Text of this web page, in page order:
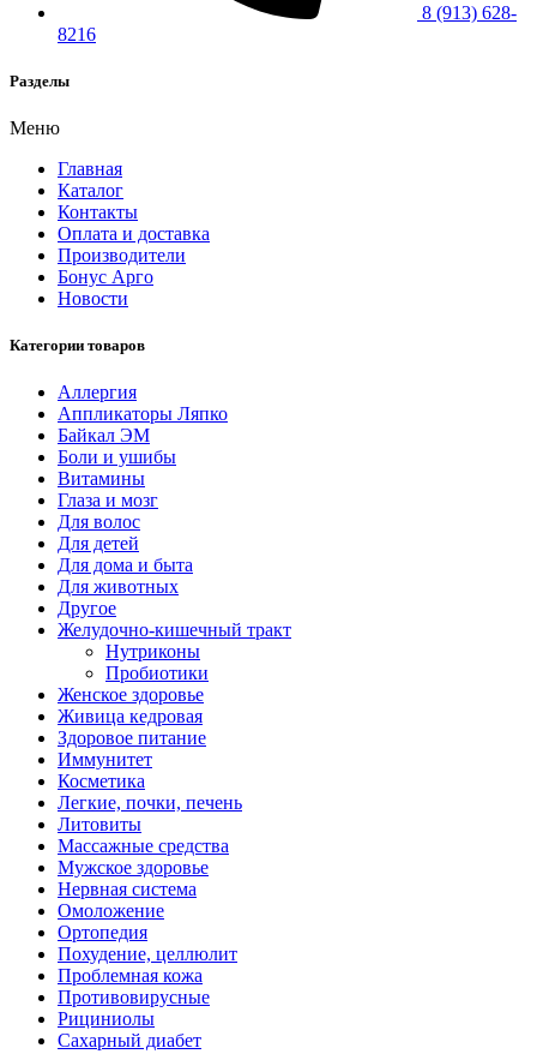
8 (913) 628-
8216
Разделы
Меню
Главная
Каталог
Контакты
Оплата и доставка
Производители
Бонус Арго
Новости
Категории товаров
Аллергия
Аппликаторы Ляпко
Байкал ЭМ
Боли и ушибы
Витамины
Глаза и мозг
Для волос
Для детей
Для дома и быта
Для животных
Другое
Желудочно-кишечный тракт
Нутриконы
Пробиотики
Женское здоровье
Живица кедровая
Здоровое питание
Иммунитет
Косметика
Легкие, почки, печень
Литовиты
Массажные средства
Мужское здоровье
Нервная система
Омоложение
Ортопедия
Похудение, целлюлит
Проблемная кожа
Противовирусные
Рициниолы
Сахарный диабет